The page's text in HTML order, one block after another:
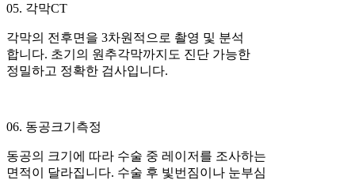
05. 각막CT
각막의 전후면을 3차원적으로 촬영 및 분석
합니다. 초기의 원추각막까지도 진단 가능한
정밀하고 정확한 검사입니다.
06. 동공크기측정
동공의 크기에 따라 수술 중 레이저를 조사하는
면적이 달라집니다. 수술 후 빛번짐이나 눈부심